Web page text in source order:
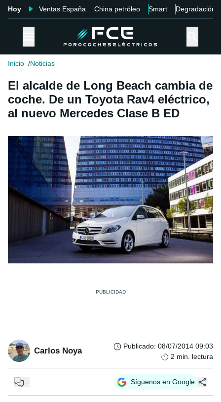
Hoy Ventas España China petróleo Smart Degradación
Inicio Noticias
El alcalde de Long Beach cambia de
coche. De un Toyota Rav4 eléctrico,
al nuevo Mercedes Clase B ED
Carlos Noya Publicado: 08/07/2014 09:03
2 min. lectura
... Síguenos en Google